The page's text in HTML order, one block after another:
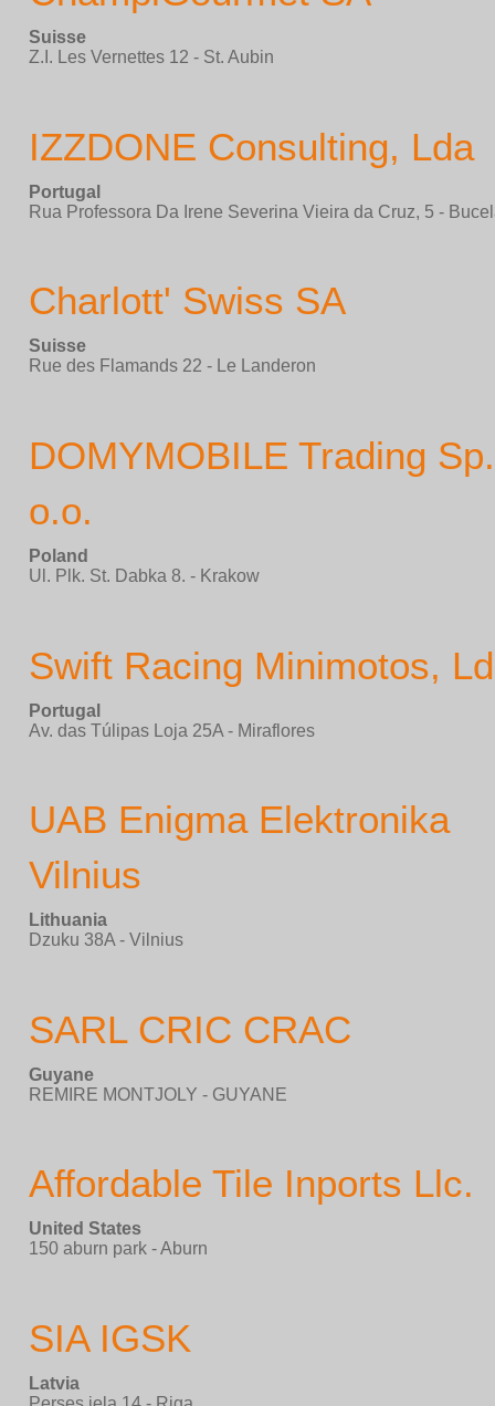
Suisse
Z.I. Les Vernettes 12 - St. Aubin
IZZDONE Consulting, Lda
Portugal
Rua Professora Da Irene Severina Vieira da Cruz, 5 -
Charlott' Swiss SA
Suisse
Rue des Flamands 22 - Le Landeron
DOMYMOBILE Trading
o.o.
Poland
Ul. Plk. St. Dabka 8. - Krakow
Swift Racing Minimotos,
Portugal
Av. das Túlipas Loja 25A - Miraflores
UAB Enigma Elektronika
Vilnius
Lithuania
Dzuku 38A - Vilnius
SARL CRIC CRAC
Guyane
REMIRE MONTJOLY - GUYANE
Affordable Tile Inports Llc.
United States
150 aburn park - Aburn
SIA IGSK
Latvia